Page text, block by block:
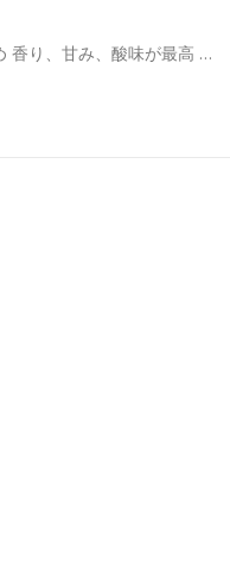
香り、甘み、酸味が最高 …